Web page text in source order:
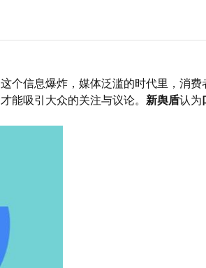
这个信息爆炸，媒体泛滥的时代里，消费
能吸引大众的关注与议论。 新舆盾认为